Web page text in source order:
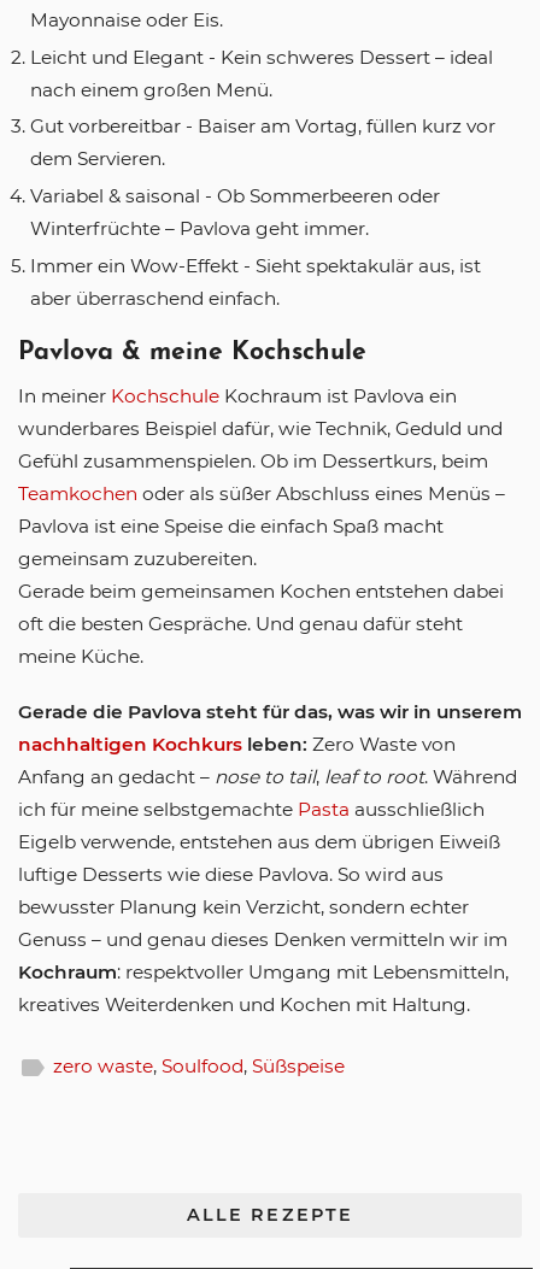
Mayonnaise oder Eis.
Leicht und Elegant - Kein schweres Dessert – ideal
nach einem großen Menü.
Gut vorbereitbar - Baiser am Vortag, füllen kurz vor
dem Servieren.
Variabel & saisonal - Ob Sommerbeeren oder
Winterfrüchte – Pavlova geht immer.
Immer ein Wow-Effekt - Sieht spektakulär aus, ist
aber überraschend einfach.
Pavlova & meine Kochschule
In meiner Kochschule Kochraum ist Pavlova ein
wunderbares Beispiel dafür, wie Technik, Geduld und
Gefühl zusammenspielen. Ob im Dessertkurs, beim
Teamkochen oder als süßer Abschluss eines Menüs –
Pavlova ist eine Speise die einfach Spaß macht
gemeinsam zuzubereiten.
Gerade beim gemeinsamen Kochen entstehen dabei
oft die besten Gespräche. Und genau dafür steht
meine Küche.
Gerade die Pavlova steht für das, was wir in unserem
nachhaltigen Kochkurs leben: Zero Waste von
Anfang an gedacht – nose to tail, leaf to root. Während
ich für meine selbstgemachte Pasta ausschließlich
Eigelb verwende, entstehen aus dem übrigen Eiweiß
luftige Desserts wie diese Pavlova. So wird aus
bewusster Planung kein Verzicht, sondern echter
Genuss – und genau dieses Denken vermitteln wir im
Kochraum: respektvoller Umgang mit Lebensmitteln,
kreatives Weiterdenken und Kochen mit Haltung.
label zero waste, Soulfood, Süßspeise
ALLE REZEPTE